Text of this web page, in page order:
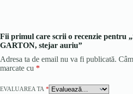
Fii primul care scrii o recenzie pentru
GARTON, stejar auriu”
Adresa ta de email nu va fi publicată.
marcate cu *
EVALUAREA TA *